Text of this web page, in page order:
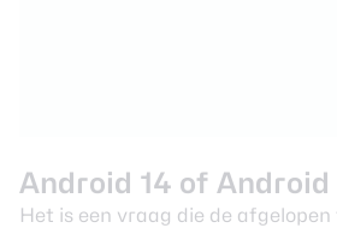
Android 14 of Android
Het is een vraag die de